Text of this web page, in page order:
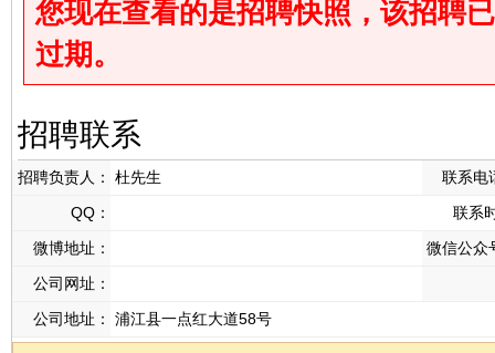
您现在查看的是招聘快照，该招聘
过期。
招聘联系
招聘负责人： 杜先生
联系电
QQ：
联系
微博地址：
微信公众
公司网址：
公司地址：
浦江县一点红大道58号